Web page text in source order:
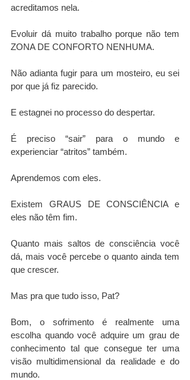
acreditamos nela.
Evoluir dá muito trabalho porque não tem
ZONA DE CONFORTO NENHUMA.
Não adianta fugir para um mosteiro, eu sei
por que já fiz parecido.
E estagnei no processo do despertar.
É preciso “sair” para o mundo e
experienciar “atritos” também.
Aprendemos com eles.
Existem GRAUS DE CONSCIÊNCIA e
eles não têm fim.
Quanto mais saltos de consciência você
dá, mais você percebe o quanto ainda tem
que crescer.
Mas pra que tudo isso, Pat?
Bom, o sofrimento é realmente uma
escolha quando você adquire um grau de
conhecimento tal que consegue ter uma
visão multidimensional da realidade e do
mundo.